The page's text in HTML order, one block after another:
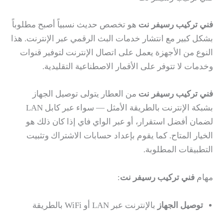
فني تركيب رسيفر نت هو تخصص حديث نسبياً أصبح مطلوباً
بشكل كبير مع انتشار خدمات البث الرقمي عبر الإنترنت. هذا
النوع من الأجهزة يعمل على اتصال الإنترنت لتوفير قنوات
وخدمات لا تتوفر على الأقمار الاصطناعية التقليدية.
فني تركيب رسيفر نت من العطار يتولى توصيل الجهاز
بشبكة الإنترنت بالطريقة الأمثل — سواء عبر كابل LAN
لضمان أفضل استقرار، أو عبر الواي فاي إذا كان ذلك هو
الخيار المتاح. كما يقوم بإعداد حسابات الاشتراك وتثبيت
التطبيقات المطلوبة.
مهام فني تركيب رسيفر نت:
توصيل الجهاز
بالإنترنت عبر LAN أو WiFi بالطريقة